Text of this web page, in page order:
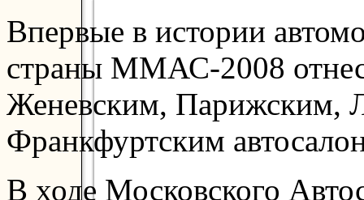
Впервые в истории
страны ММАС-2008
Женевским, Парижским,
Франкфуртским
В ходе Московского